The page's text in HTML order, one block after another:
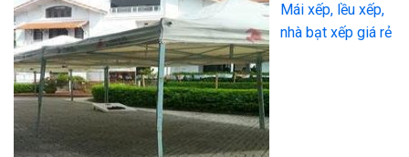
Mái xếp, lều xếp,
nhà bạt xếp giá rẻ